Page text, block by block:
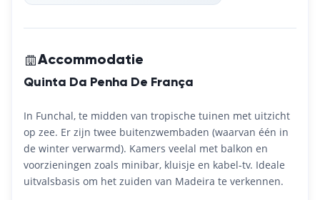
Accommodatie
Quinta Da Penha De França
In Funchal, te midden van tropische tuinen met uitzicht
op zee. Er zijn twee buitenzwembaden (waarvan één in
de winter verwarmd). Kamers veelal met balkon en
voorzieningen zoals minibar, kluisje en kabel-tv. Ideale
uitvalsbasis om het zuiden van Madeira te verkennen.